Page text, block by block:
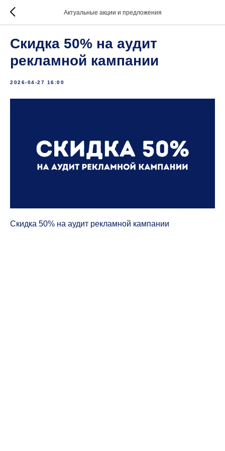
Актуальные акции и предложения
Скидка 50% на аудит
рекламной кампании
2026-04-27 16:00
Скидка 50% на аудит рекламной кампании